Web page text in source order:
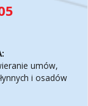
umów,
i osadów